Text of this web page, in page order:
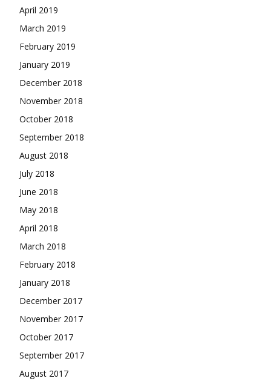
April 2019
March 2019
February 2019
January 2019
December 2018
November 2018
October 2018
September 2018
August 2018
July 2018
June 2018
May 2018
April 2018
March 2018
February 2018
January 2018
December 2017
November 2017
October 2017
September 2017
August 2017